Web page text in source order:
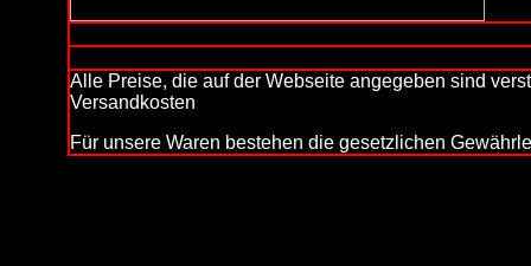
Alle Preise, die auf der Webseite angegeben sind
Versandkosten
Für unsere Waren bestehen die gesetzlichen